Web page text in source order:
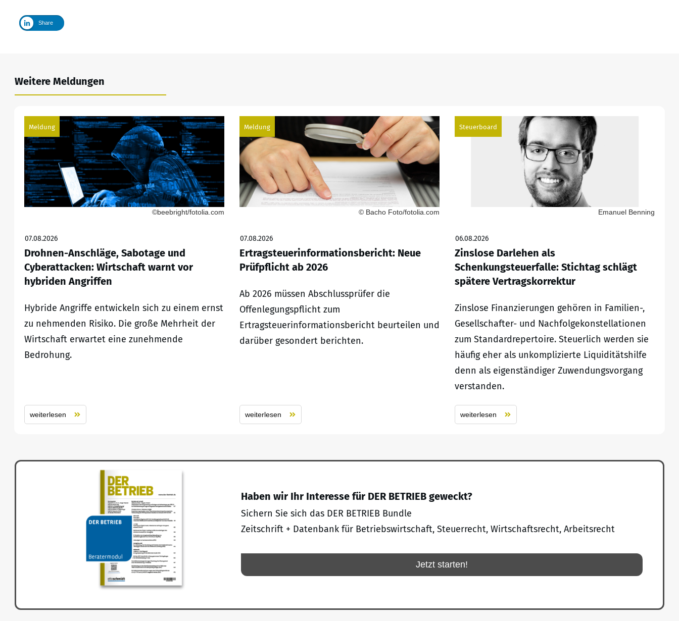
Share
Weitere Meldungen
Meldung
©beebright/fotolia.com
07.08.2026
Drohnen-Anschläge, Sabotage und
Cyberattacken: Wirtschaft warnt vor
hybriden Angriffen
Hybride Angriffe entwickeln sich zu einem ernst
zu nehmenden Risiko. Die große Mehrheit der
Wirtschaft erwartet eine zunehmende
Bedrohung.
weiterlesen
Meldung
© Bacho Foto/fotolia.com
07.08.2026
Ertragsteuerinformationsbericht: Neue
Prüfpflicht ab 2026
Ab 2026 müssen Abschlussprüfer die
Offenlegungspflicht zum
Ertragsteuerinformationsbericht beurteilen und
darüber gesondert berichten.
weiterlesen
Steuerboard
Emanuel Benning
06.08.2026
Zinslose Darlehen als
Schenkungsteuerfalle: Stichtag schlägt
spätere Vertragskorrektur
Zinslose Finanzierungen gehören in Familien-,
Gesellschafter- und Nachfolgekonstellationen
zum Standardrepertoire. Steuerlich werden sie
häufig eher als unkomplizierte Liquiditätshilfe
denn als eigenständiger Zuwendungsvorgang
verstanden.
weiterlesen
Haben wir Ihr Interesse für DER BETRIEB geweckt?
Sichern Sie sich das DER BETRIEB Bundle
Zeitschrift + Datenbank für Betriebswirtschaft, Steuerrecht, Wirtschaftsrecht, Arbeitsrecht
Jetzt starten!